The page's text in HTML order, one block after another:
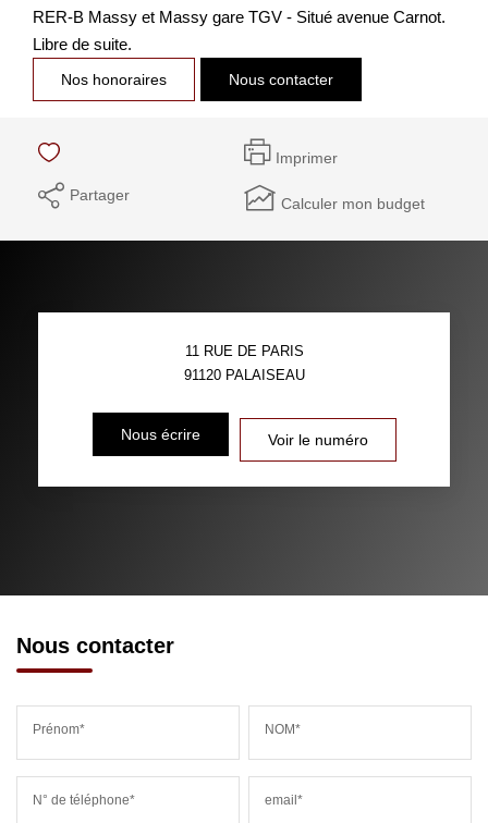
RER-B Massy et Massy gare TGV - Situé avenue Carnot.
Libre de suite.
Nos honoraires Nous contacter
Imprimer
Partager Calculer mon budget
11 RUE DE PARIS
91120 PALAISEAU
Nous écrire Voir le numéro
Nous contacter
Prénom* NOM*
N° de téléphone* email*